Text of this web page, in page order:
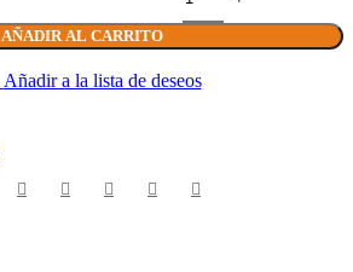
AÑADIR AL CARRITO
Añadir a la lista de deseos